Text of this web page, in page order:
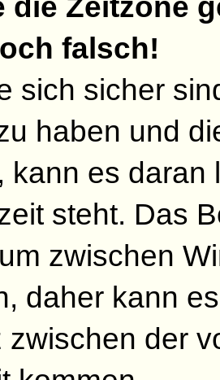
den E-Mail-Link
ich
Benutzer
(falls der
hat). Damit
Benutzern
Beiträge schreiben
ich ein Thema in
dazu einfach auf